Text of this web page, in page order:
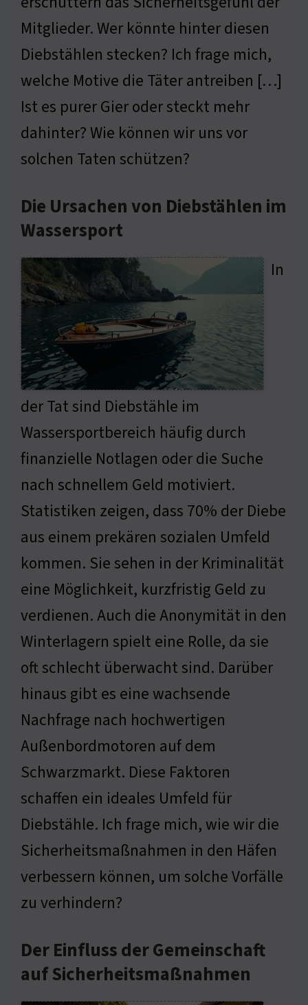
Mitglieder. Wer könnte hinter diesen
Diebstählen stecken? Ich frage mich,
welche Motive die Täter antreiben […]
Ist es purer Gier oder steckt mehr
dahinter? Wie können wir uns vor
solchen Taten schützen?
Die Ursachen von Diebstählen im
Wassersport
In
der Tat sind Diebstähle im
Wassersportbereich häufig durch
finanzielle Notlagen oder die Suche
nach schnellem Geld motiviert.
Statistiken zeigen, dass 70% der Diebe
aus einem prekären sozialen Umfeld
kommen. Sie sehen in der Kriminalität
eine Möglichkeit, kurzfristig Geld zu
verdienen. Auch die Anonymität in den
Winterlagern spielt eine Rolle, da sie
oft schlecht überwacht sind. Darüber
hinaus gibt es eine wachsende
Nachfrage nach hochwertigen
Außenbordmotoren auf dem
Schwarzmarkt. Diese Faktoren
schaffen ein ideales Umfeld für
Diebstähle. Ich frage mich, wie wir die
Sicherheitsmaßnahmen in den Häfen
verbessern können, um solche Vorfälle
zu verhindern?
Der Einfluss der Gemeinschaft
auf Sicherheitsmaßnahmen